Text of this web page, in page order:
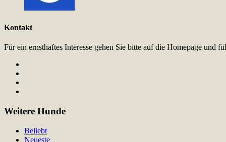
Kontakt
Für ein ernsthaftes Interesse gehen Sie bitte auf die Homepage und
Weitere Hunde
Beliebt
Neueste